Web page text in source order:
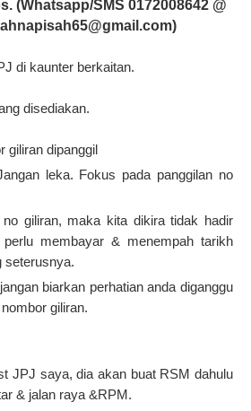
(Whatsapp/SMS 0172008642 @
di kaunter berkaitan.
disediakan.
giliran dipanggil
leka. Fokus pada panggilan no
giliran, maka kita dikira tidak hadir
membayar & menempah tarikh
seterusnya.
biarkan perhatian anda diganggu
giliran.
JPJ saya, dia akan buat RSM dahulu
& jalan raya &RPM.